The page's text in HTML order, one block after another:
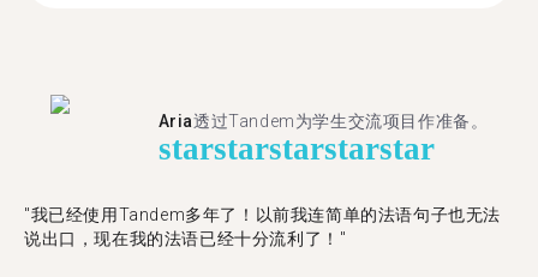
Aria透过Tandem为学生交流项目作准备。
starstarstarstarstar
"​​我已经使用Tandem多年了！以前我连简单的法语句子也无法
说出口，现在我的法语已经十分流利了！"